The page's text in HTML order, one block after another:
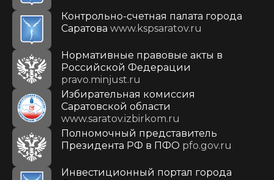
Контрольно-счетная палата города
Саратова www.kspsaratov.ru
Нормативные правовые акты в
Российской Федерации
pravo.minjust.ru
Избирательная комиссия
Саратовской области
www.saratov.izbirkom.ru
Полномочный представитель
Президента РФ в ПФО pfo.gov.ru
Инвестиционный портал города